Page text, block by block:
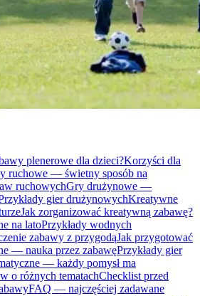
plenerowe dla dzieci?Korzyści dla
ruchowe — świetny sposób na
ruchowychGry drużynowe —
gier drużynowychKreatywne
Jak zorganizować kreatywną zabawę?
na latoPrzykłady wodnych
zabawy z przygodąJak przygotować
— nauka przez zabawęPrzykłady gier
— każdy pomysł ma
o różnych tematachChecklist przed
FAQ — najczęściej zadawane